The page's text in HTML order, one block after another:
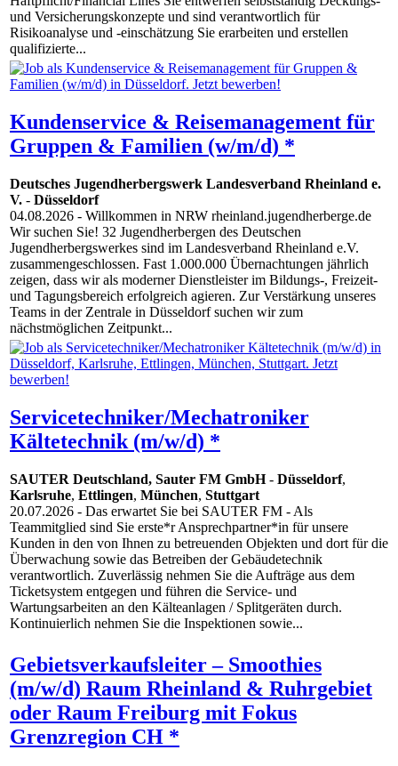
und Versicherungskonzepte und sind verantwortlich für
Risikoanalyse und -einschätzung Sie erarbeiten und erstellen
qualifizierte...
Kundenservice & Reisemanagement für
Gruppen & Familien (w/m/d) *
Deutsches Jugendherbergswerk Landesverband Rheinland e.
V. - Düsseldorf
04.08.2026 - Willkommen in NRW rheinland.jugendherberge.de
Wir suchen Sie! 32 Jugendherbergen des Deutschen
Jugendherbergswerkes sind im Landesverband Rheinland e.V.
zusammengeschlossen. Fast 1.000.000 Übernachtungen jährlich
zeigen, dass wir als moderner Dienstleister im Bildungs-, Freizeit-
und Tagungsbereich erfolgreich agieren. Zur Verstärkung unseres
Teams in der Zentrale in Düsseldorf suchen wir zum
nächstmöglichen Zeitpunkt...
Servicetechniker/Mechatroniker
Kältetechnik (m/w/d) *
SAUTER Deutschland, Sauter FM GmbH- Düsseldorf,
Karlsruhe, Ettlingen, München, Stuttgart
20.07.2026 - Das erwartet Sie bei SAUTER FM - Als
Teammitglied sind Sie erste*r Ansprechpartner*in für unsere
Kunden in den von Ihnen zu betreuenden Objekten und dort für die
Überwachung sowie das Betreiben der Gebäudetechnik
verantwortlich. Zuverlässig nehmen Sie die Aufträge aus dem
Ticketsystem entgegen und führen die Service- und
Wartungsarbeiten an den Kälteanlagen / Splitgeräten durch.
Kontinuierlich nehmen Sie die Inspektionen sowie...
Gebietsverkaufsleiter – Smoothies
(m/w/d) Raum Rheinland & Ruhrgebiet
oder Raum Freiburg mit Fokus
Grenzregion CH *